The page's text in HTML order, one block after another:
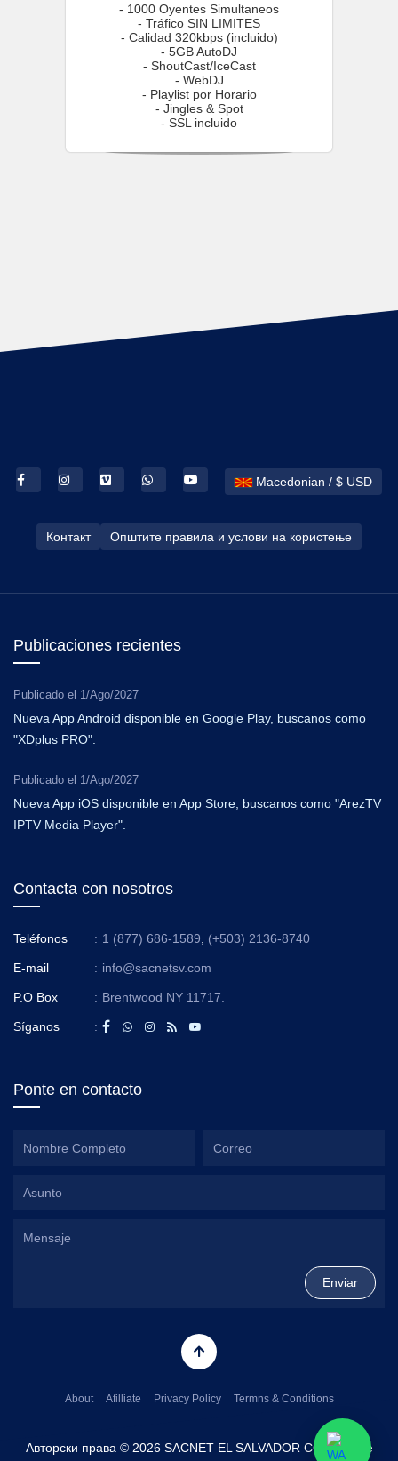
- 1000 Oyentes Simultaneos
- Tráfico SIN LIMITES
- Calidad 320kbps (incluido)
- 5GB AutoDJ
- ShoutCast/IceCast
- WebDJ
- Playlist por Horario
- Jingles & Spot
- SSL incluido
Macedonian / $ USD
Контакт Општите правила и услови на користење
Publicaciones recientes
Publicado el 1/Ago/2027
Nueva App Android disponible en Google Play, buscanos como
"XDplus PRO".
Publicado el 1/Ago/2027
Nueva App iOS disponible en App Store, buscanos como "ArezTV
IPTV Media Player".
Contacta con nosotros
Teléfonos : 1 (877) 686-1589 (+503) 2136-8740
E-mail : info@sacnetsv.com
P.O Box : Brentwood NY 11717.
Síganos :
Ponte en contacto
Авторски права © 2026 SACNET EL SALVADOR CORP. Сите
About Afilliate Privacy Policy Termns & Conditions